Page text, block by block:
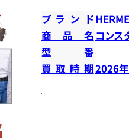
ブランド
商品名 コンス
型番
買取時期2026